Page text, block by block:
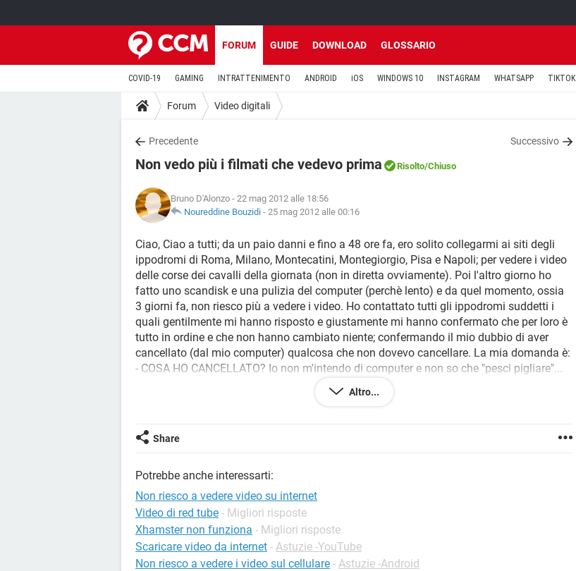
FORUM GUIDE DOWNLOAD GLOSSARIO
COVID-19 GAMING INTRATTENIMENTO ANDROID iOS WINDOWS 10 INSTAGRAM WHATSAPP TIKTOK
Forum Video digitali
Precedente Successivo
Non vedo più i filmati che vedevo prima Risolto/Chiuso
Bruno D'Alonzo - 22 mag 2012 alle 18:56
Noureddine Bouzidi - 25 mag 2012 alle 00:16
Ciao, Ciao a tutti; da un paio danni e fino a 48 ore fa, ero solito collegarmi ai siti degli
ippodromi di Roma, Milano, Montecatini, Montegiorgio, Pisa e Napoli; per vedere i video
delle corse dei cavalli della giornata (non in diretta ovviamente). Poi l'altro giorno ho
fatto uno scandisk e una pulizia del computer (perchè lento) e da quel momento, ossia
3 giorni fa, non riesco più a vedere i video. Ho contattato tutti gli ippodromi suddetti i
quali gentilmente mi hanno risposto e giustamente mi hanno confermato che per loro è
tutto in ordine e che non hanno cambiato niente; confermando il mio dubbio di aver
cancellato (dal mio computer) qualcosa che non dovevo cancellare. La mia domanda è:
- COSA HO CANCELLATO? Io non m'intendo di computer e non so che "pesci pigliare"...
quando cerco di vedere un video delle corse (che prima vedevo senza problemi) ora mi
siti degli ippodromi sopra descritti. Mi aiutate? Ciao e grazie a tutti...
Altro...
Share
Potrebbe anche interessarti:
Non riesco a vedere video su internet
Video di red tube - Migliori risposte
Xhamster non funziona - Migliori risposte
Scaricare video da internet - Astuzie -YouTube
Non riesco a vedere i video sul cellulare - Astuzie -Android